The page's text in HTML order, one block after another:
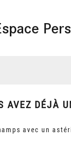
AVEZ DÉJÀ
avec un